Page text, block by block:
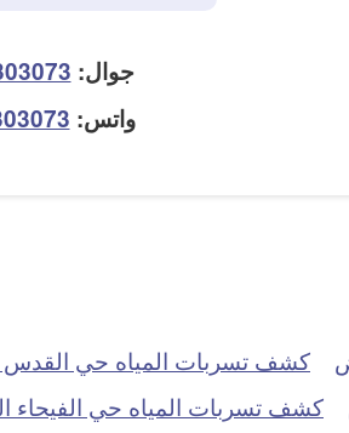
جوال:
واتس:
كشف تسربات المياه حي القدس
كشف تسربات المياه حي الفيحاء